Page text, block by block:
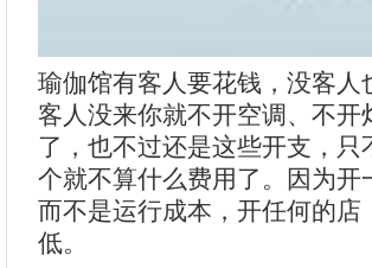
瑜伽馆有客人要花钱，没客
客人没来你就不开空调、不
了，也不过还是这些开支，
个就不算什么费用了。因为
而不是运行成本，开任何的
低。